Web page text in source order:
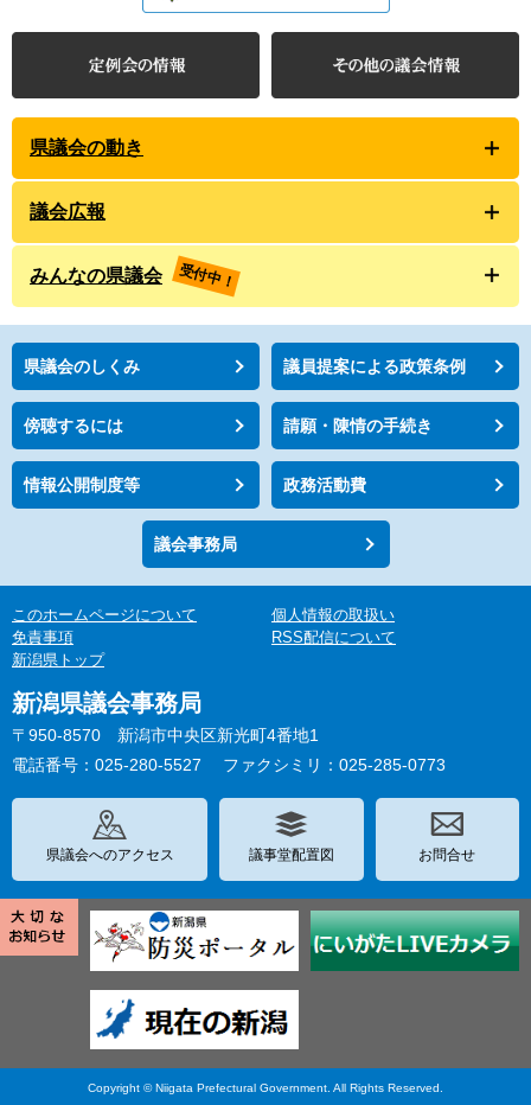
県議会の動き
議会広報
みんなの県議会 受付中！
県議会のしくみ 議員提案による政策条例
傍聴するには 請願・陳情の手続き
情報公開制度等 政務活動費
議会事務局
このホームページについて
個人情報の取扱い
免責事項
RSS配信について
新潟県トップ
新潟県議会事務局
〒950-8570 新潟市中央区新光町4番地1
電話番号：025-280-5527
ファクシミリ：025-285-0773
県議会へのアクセス 議事堂配置図 お問合せ
Copyright © Niigata Prefectural Government. All Rights Reserved.